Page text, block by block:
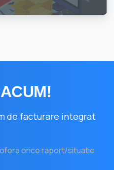
ACUM!
de facturare integrat
orice raport/situatie